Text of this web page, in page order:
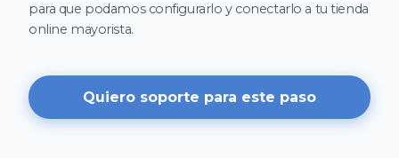
para que podamos configurarlo y conectarlo a tu tienda
online mayorista.
Quiero soporte para este paso